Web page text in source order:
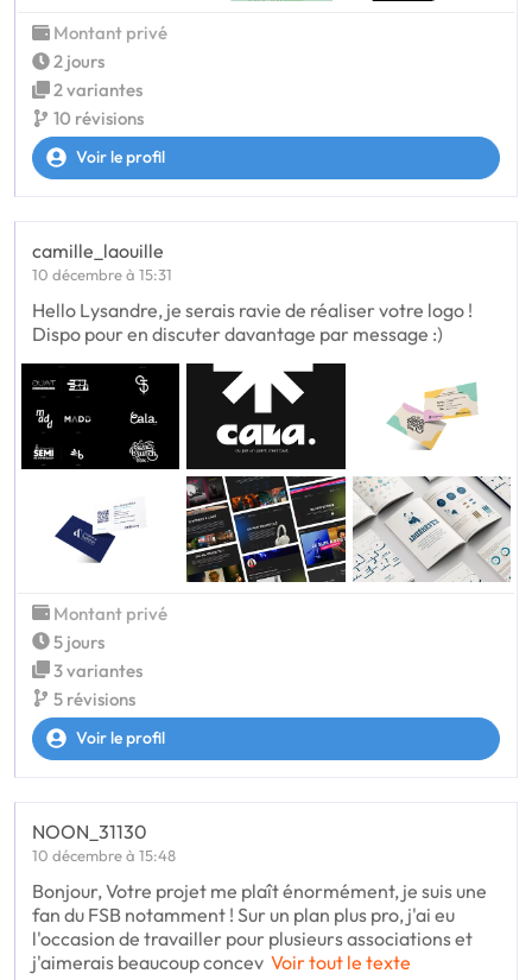
Montant privé
2 jours
2 variantes
10 révisions
Voir le profil
camille_laouille
10 décembre à 15:31
Hello Lysandre, je serais ravie de réaliser votre logo !
Dispo pour en discuter davantage par message :)
Montant privé
5 jours
3 variantes
5 révisions
Voir le profil
NOON_31130
10 décembre à 15:48
Bonjour, Votre projet me plaît énormément, je suis une
fan du FSB notamment ! Sur un plan plus pro, j'ai eu
l'occasion de travailler pour plusieurs associations et
j'aimerais beaucoup concev Voir tout le texte